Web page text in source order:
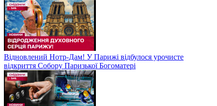
Відновлений Нотр-Дам! У Парижі відбулося урочисте
відкриття Собору Паризької Богоматері